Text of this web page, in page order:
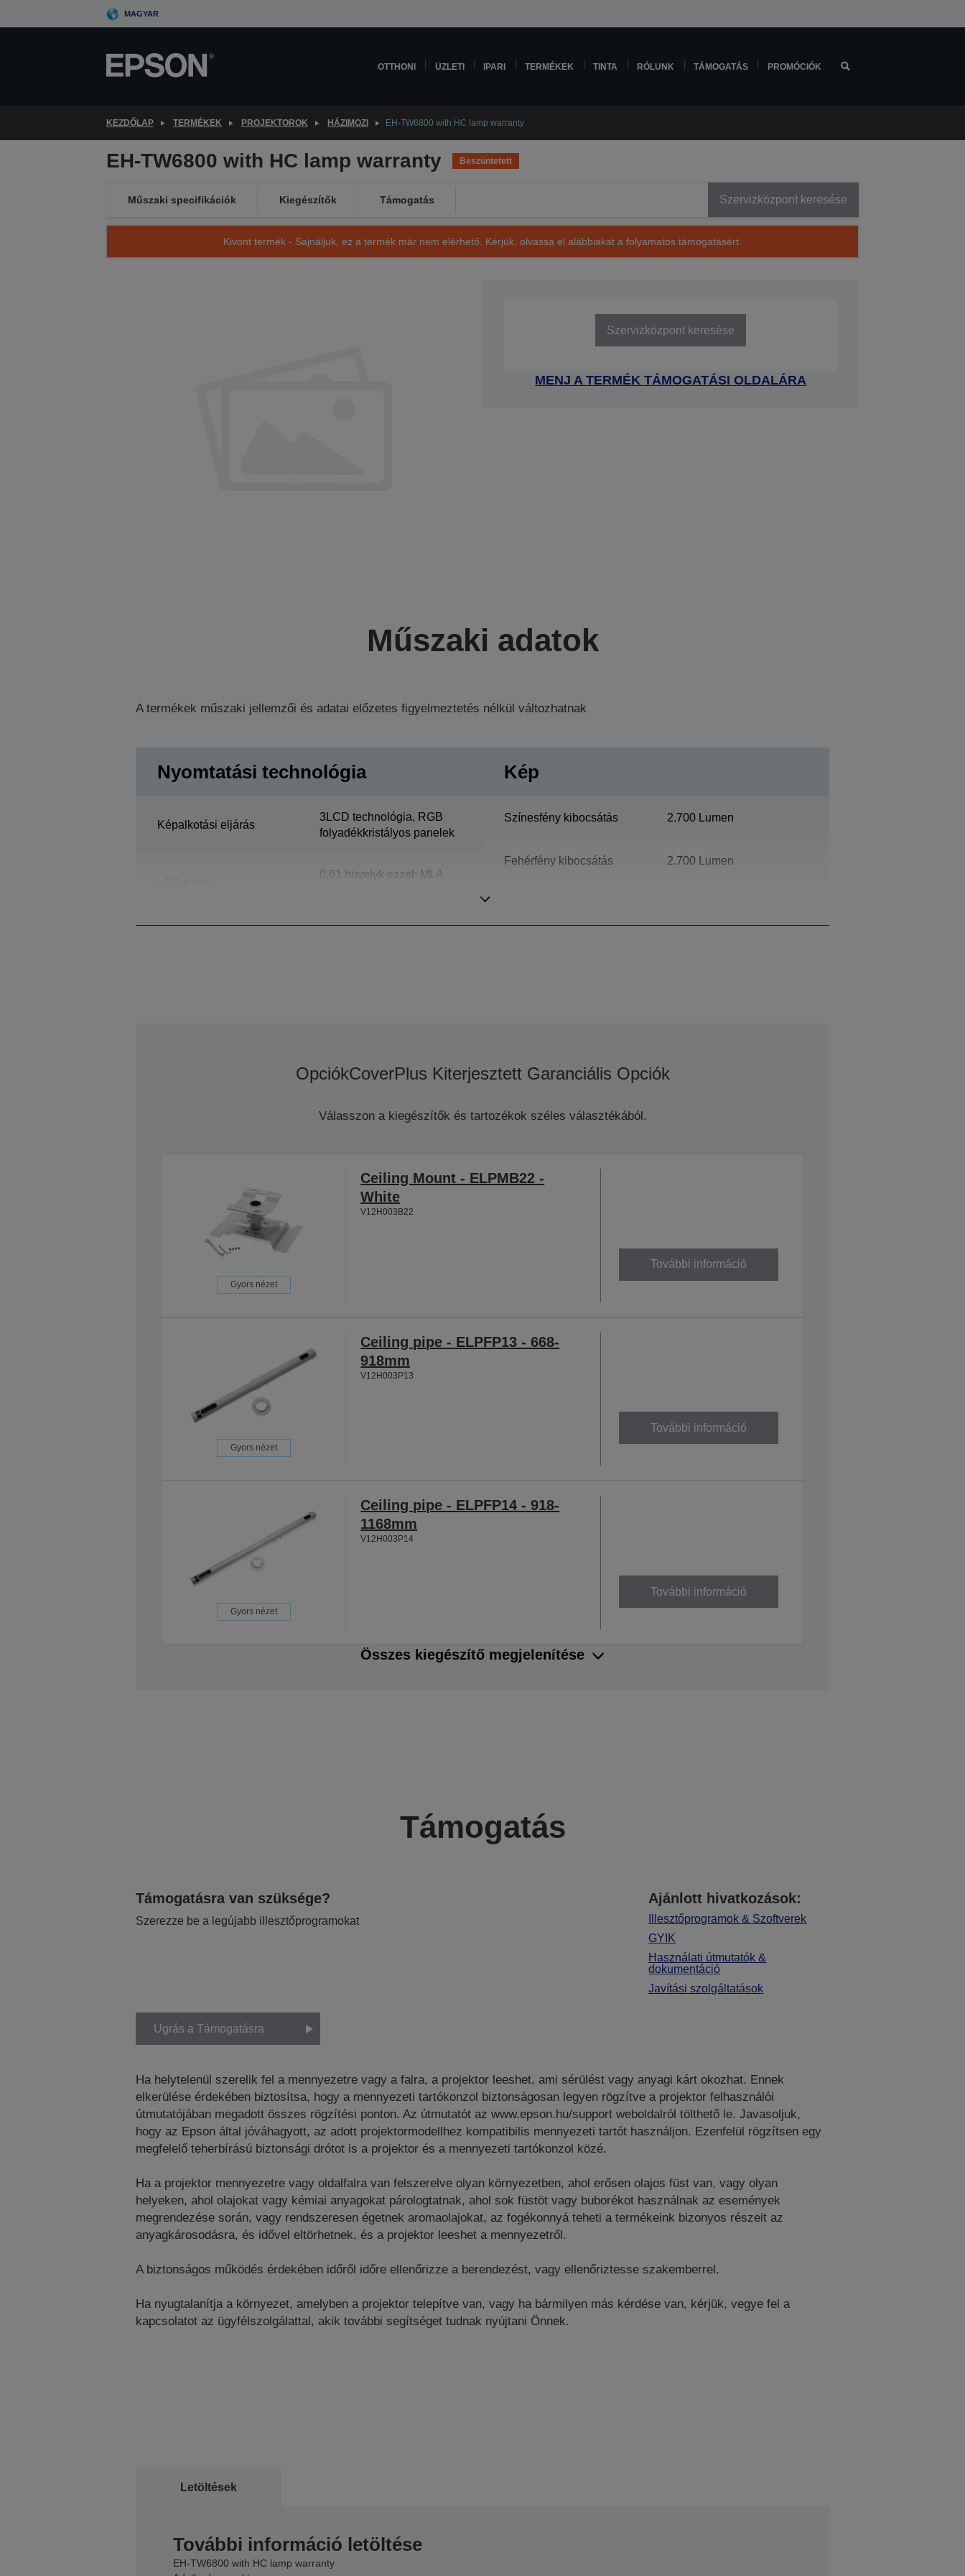
to
MAGYAR
OTTHONI ÜZLETI IPARI TERMÉKEK TINTA RÓLUNK TÁMOGATÁS PROMÓCIÓK
KEZDŐLAP TERMÉKEK PROJEKTOROK HÁZIMOZI EH-TW6800 with HC lamp warranty
EH-TW6800 with HC lamp warranty Beszüntetett
Műszaki specifikációk Kiegészítők Támogatás Szervizközpont keresése
Kivont termék - Sajnáljuk, ez a termék már nem elérhető. Kérjük, olvassa el alábbiakat a folyamatos támogatásért.
Szervizközpont keresése
MENJ A TERMÉK TÁMOGATÁSI OLDALÁRA
Műszaki adatok
A termékek műszaki jellemzői és adatai előzetes figyelmeztetés nélkül változhatnak
Nyomtatási technológia
Képalkotási eljárás
3LCD technológia, RGB
folyadékkristályos panelek
0,61 hüvelyk ezzel: MLA
Kép
Színesfény kibocsátás 2.700 Lumen
Fehérfény kibocsátás 2.700 Lumen
OpciókCoverPlus Kiterjesztett Garanciális Opciók
Válasszon a kiegészítők és tartozékok széles választékából.
Gyors nézet
Ceiling Mount - ELPMB22 -
White
V12H003B22
További információ
Gyors nézet
Ceiling pipe - ELPFP13 - 668-
918mm
V12H003P13
További információ
Gyors nézet
Ceiling pipe - ELPFP14 - 918-
1168mm
V12H003P14
További információ
Összes kiegészítő megjelenítése
Támogatás
Támogatásra van szüksége?
Szerezze be a legújabb illesztőprogramokat
Ajánlott hivatkozások:
Illesztőprogramok & Szoftverek
GYIK
Használati útmutatók &
dokumentáció
Javítási szolgáltatások
Ugrás a Támogatásra
Ha helytelenül szerelik fel a mennyezetre vagy a falra, a projektor leeshet, ami sérülést vagy anyagi kárt okozhat. Ennek
elkerülése érdekében biztosítsa, hogy a mennyezeti tartókonzol biztonságosan legyen rögzítve a projektor felhasználói
útmutatójában megadott összes rögzítési ponton. Az útmutatót az www.epson.hu/support weboldalról tölthető le. Javasoljuk,
hogy az Epson által jóváhagyott, az adott projektormodellhez kompatibilis mennyezeti tartót használjon. Ezenfelül rögzítsen egy
megfelelő teherbírású biztonsági drótot is a projektor és a mennyezeti tartókonzol közé.
Ha a projektor mennyezetre vagy oldalfalra van felszerelve olyan környezetben, ahol erősen olajos füst van, vagy olyan
helyeken, ahol olajokat vagy kémiai anyagokat párologtatnak, ahol sok füstöt vagy buborékot használnak az események
megrendezése során, vagy rendszeresen égetnek aromaolajokat, az fogékonnyá teheti a termékeink bizonyos részeit az
anyagkárosodásra, és idővel eltörhetnek, és a projektor leeshet a mennyezetről.
A biztonságos működés érdekében időről időre ellenőrizze a berendezést, vagy ellenőriztesse szakemberrel.
Ha nyugtalanítja a környezet, amelyben a projektor telepítve van, vagy ha bármilyen más kérdése van, kérjük, vegye fel a
kapcsolatot az ügyfélszolgálattal, akik további segítséget tudnak nyújtani Önnek.
Letöltések
További információ letöltése
EH-TW6800 with HC lamp warranty